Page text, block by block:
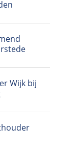
Wijk bij